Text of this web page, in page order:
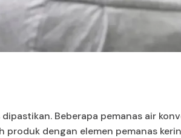
Beberapa pemanas air
dengan elemen pemanas